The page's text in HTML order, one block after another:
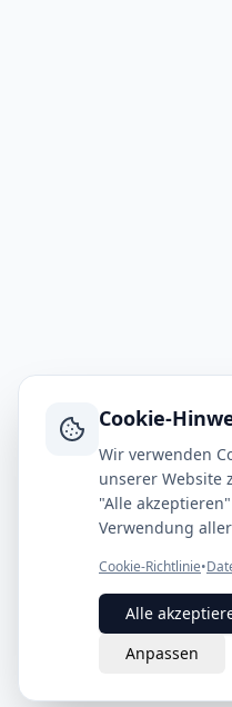
Cookie-
Wir verwenden
unserer Website
"Alle
Verwendung
Cookie-Richtlinie•
Alle
Anpassen